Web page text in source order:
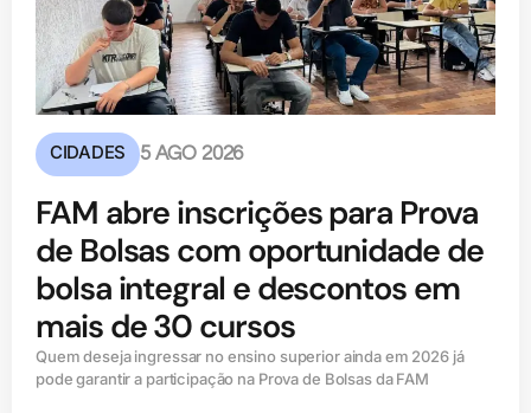
CIDADES 5 AGO 2026
FAM abre inscrições para Prova
de Bolsas com oportunidade de
bolsa integral e descontos em
mais de 30 cursos
Quem deseja ingressar no ensino superior ainda em 2026 já
pode garantir a participação na Prova de Bolsas da FAM